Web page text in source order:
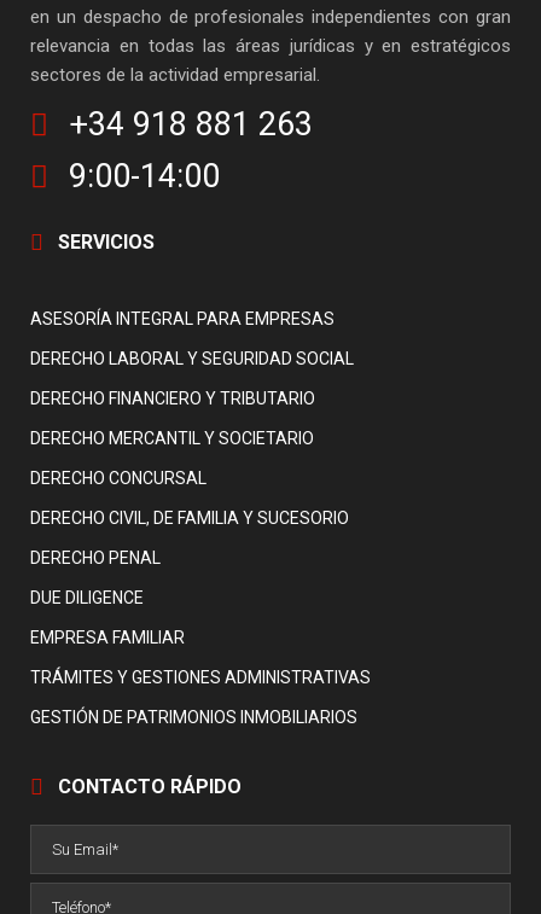
en un despacho de profesionales independientes con gran
relevancia en todas las áreas jurídicas y en estratégicos
sectores de la actividad empresarial.
+34 918 881 263
9:00-14:00
SERVICIOS
ASESORÍA INTEGRAL PARA EMPRESAS
DERECHO LABORAL Y SEGURIDAD SOCIAL
DERECHO FINANCIERO Y TRIBUTARIO
DERECHO MERCANTIL Y SOCIETARIO
DERECHO CONCURSAL
DERECHO CIVIL, DE FAMILIA Y SUCESORIO
DERECHO PENAL
DUE DILIGENCE
EMPRESA FAMILIAR
TRÁMITES Y GESTIONES ADMINISTRATIVAS
GESTIÓN DE PATRIMONIOS INMOBILIARIOS
CONTACTO RÁPIDO